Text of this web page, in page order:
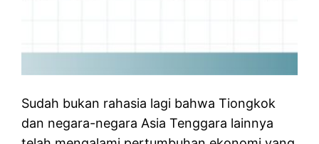
Sudah bukan rahasia lagi bahwa Tiongkok
dan negara-negara Asia Tenggara lainnya